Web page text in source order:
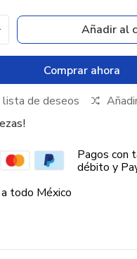
Añadir al
Comprar ahora
lista de deseos
Pagos con
débito y
todo México